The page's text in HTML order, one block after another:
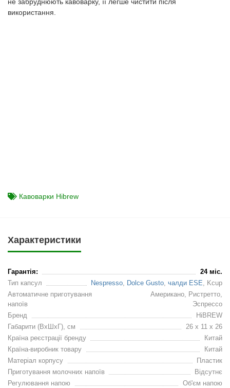
використання.
Кавоварки Hibrew
Характеристики
Гарантія:
24 міс.
Тип капсул
Nespresso, Dolce Gusto, чалди ESE, Kcup
Автоматичне приготування
напоїв
Американо, Ристретто,
Эспрессо
Бренд
HiBREW
Габарити (ВхШхГ), см
26 x 11 x 26
Країна реєстрації бренду
Китай
Країна-виробник товару
Китай
Матеріал корпусу
Пластик
Приготування молочних напоїв
Відсутнє
Регулювання напою
Об'єм напою